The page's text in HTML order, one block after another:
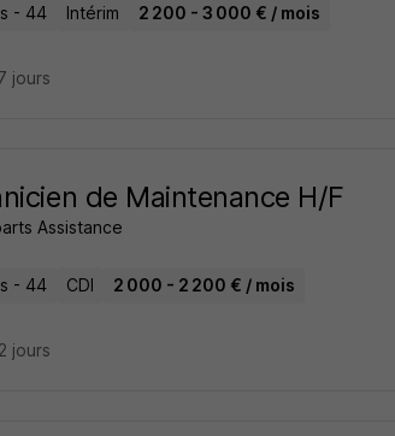
- 44 Intérim 2 200 - 3 000 € / mois
jours
de Maintenance H/F
Assistance
- 44 CDI 2 000 - 2 200 € / mois
jours